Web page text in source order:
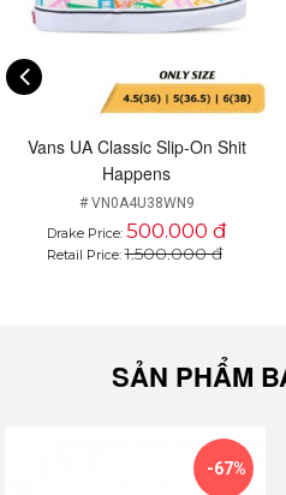
cảm thấy quá tò mò, từ cái
cùng nhìn ngắm phong
Shit Happens ngay bây giờ nhé.
Biến tấu đầy phong cách
Vans UA Classic Slip-On Shit
Happens
# VN0A4U38WN9
Drake Price: 500.000 đ
Retail Price:1.500.000 đ
SẢN PHẨM
-67%